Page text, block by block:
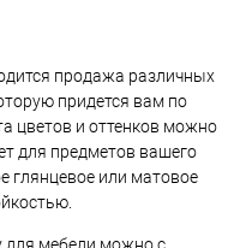
продажа различных
придется вам по
цветов и оттенков можно
для предметов вашего
глянцевое или матовое